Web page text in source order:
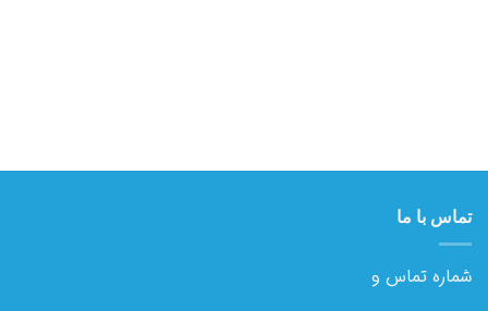
تماس با ما
شماره تماس و